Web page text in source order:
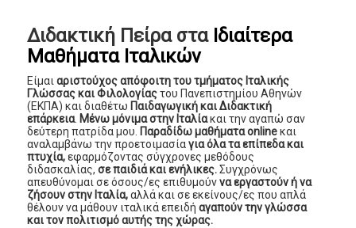
Διδακτική Πείρα στα Ιδιαίτερα
Μαθήματα Ιταλικών
Είμαιαριστούχος απόφοιτη του τμήματος Ιταλικής
Γλώσσας και Φιλολογίαςτου Πανεπιστημίου Αθηνών
(ΕΚΠΑ) και διαθέτω Παιδαγωγική και Διδακτική
επάρκεια. Μένω μόνιμα στην Ιταλίακαι την αγαπώ σαν
δεύτερη πατρίδα μου. Παραδίδω μαθήματα onlineκαι
αναλαμβάνω την προετοιμασίαγια όλα τα επίπεδα και
πτυχία,εφαρμόζοντας σύγχρονες μεθόδους
διδασκαλίας, σε παιδιά και ενήλικες.Συγχρόνως
απευθύνομαι σε όσους/ες επιθυμούννα εργαστούν ή να
ζήσουν στην Ιταλία,αλλά και σε εκείνους/ες που απλά
θέλουν να μάθουν ιταλικά επειδήαγαπούν την γλώσσα
και τον πολιτισμό αυτής της χώρας.